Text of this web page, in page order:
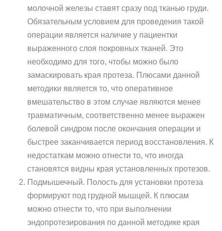
молочной железы ставят сразу под тканью груди.
Обязательным условием для проведения такой
операции является наличие у пациентки
выраженного слоя покровных тканей. Это
необходимо для того, чтобы можно было
замаскировать края протеза. Плюсами данной
методики является то, что оперативное
вмешательство в этом случае являются менее
травматичным, соответственно менее выражен
болевой синдром после окончания операции и
быстрее заканчивается период восстановления. К
недостаткам можно отнести то, что иногда
становятся видны края установленных протезов.
Подмышечный. Полость для установки протеза
формируют под грудной мышцей. К плюсам
можно отнести то, что при выполнении
эндопротезирования по данной методике края